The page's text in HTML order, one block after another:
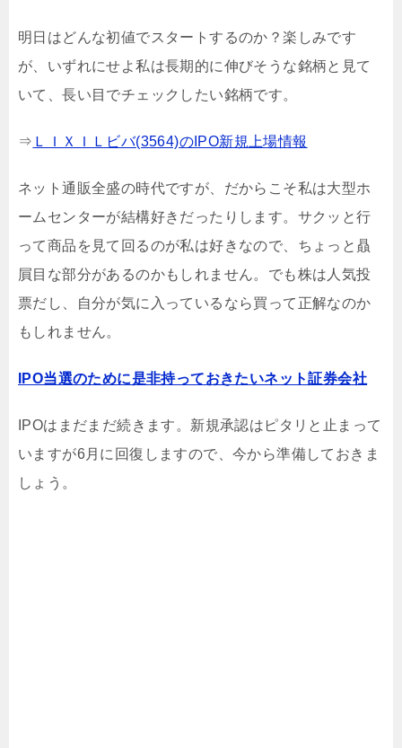
明日はどんな初値でスタートするのか？楽しみです
が、いずれにせよ私は長期的に伸びそうな銘柄と見て
いて、長い目でチェックしたい銘柄です。
⇒ ＬＩＸＩＬビバ(3564)のIPO新規上場情報
ネット通販全盛の時代ですが、だからこそ私は大型ホ
ームセンターが結構好きだったりします。サクッと行
って商品を見て回るのが私は好きなので、ちょっと贔
屓目な部分があるのかもしれません。でも株は人気投
票だし、自分が気に入っているなら買って正解なのか
もしれません。
IPO当選のために是非持っておきたいネット証券会社
IPOはまだまだ続きます。新規承認はピタリと止まって
いますが6月に回復しますので、今から準備しておきま
しょう。